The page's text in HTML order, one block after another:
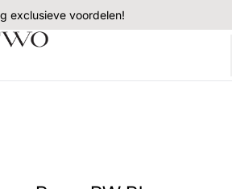
exclusieve voordelen!